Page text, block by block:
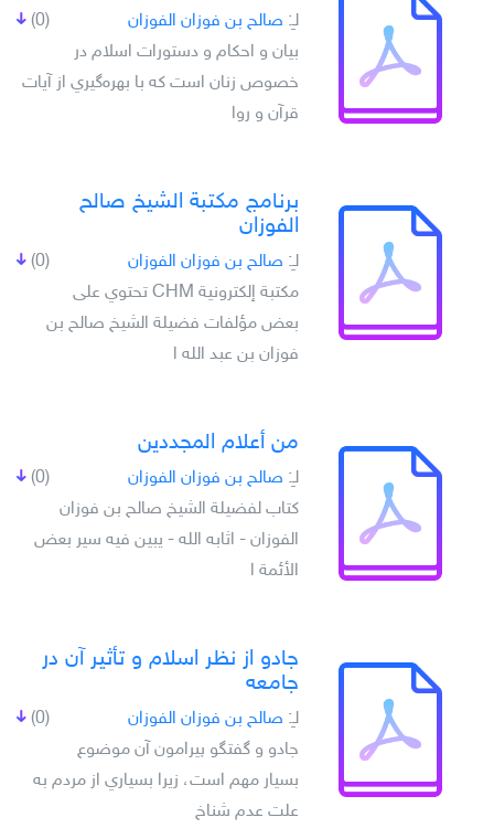
(0) لـِ: صالح بن فوزان الفوزان
بيان و احکام و دستورات اسلام در
خصوص زنان است که با بهره‌گيري از آيات
قرآن و روا
برنامج مكتبة الشيخ صالح
الفوزان
(0) لـِ: صالح بن فوزان الفوزان
مكتبة إلكترونية CHM تحتوي على
بعض مؤلفات فضيلة الشيخ صالح بن
فوزان بن عبد الله ا
من أعلام المجددين
(0) لـِ: صالح بن فوزان الفوزان
كتاب لفضيلة الشيخ صالح بن فوزان
الفوزان - اثابه الله - يبين فيه سير بعض
الأئمة ا
جادو از نظر اسلام و تأثير آن در
جامعه
(0) لـِ: صالح بن فوزان الفوزان
جادو و گفتگو پيرامون آن موضوع
بسيار مهم است، زيرا بسياري از مردم به
علت عدم شناخ